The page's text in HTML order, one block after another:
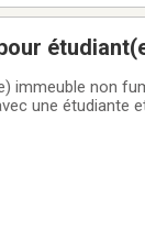
de 3
immeuble non
une étudiante